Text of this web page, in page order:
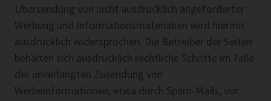
Übersendung von nicht ausdrücklich angeforderter
Werbung und Informationsmaterialien wird hiermit
ausdrücklich widersprochen. Die Betreiber der Seiten
behalten sich ausdrücklich rechtliche Schritte im Falle
der unverlangten Zusendung von
Werbeinformationen, etwa durch Spam-Mails, vor.